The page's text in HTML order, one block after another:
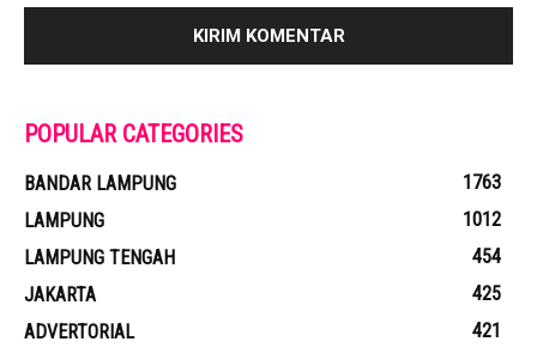
POPULAR CATEGORIES
BANDAR LAMPUNG
1763
LAMPUNG
1012
LAMPUNG TENGAH
454
JAKARTA
425
ADVERTORIAL
421